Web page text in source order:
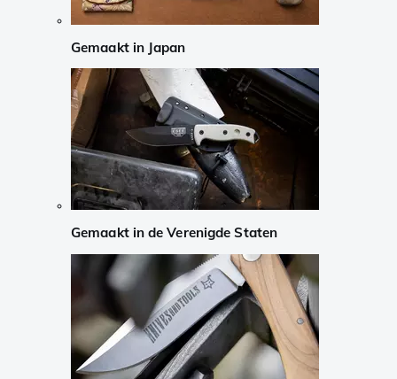
Gemaakt in Japan
Gemaakt in de Verenigde Staten